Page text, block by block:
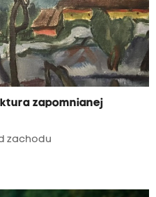
zapomnianej
zachodu